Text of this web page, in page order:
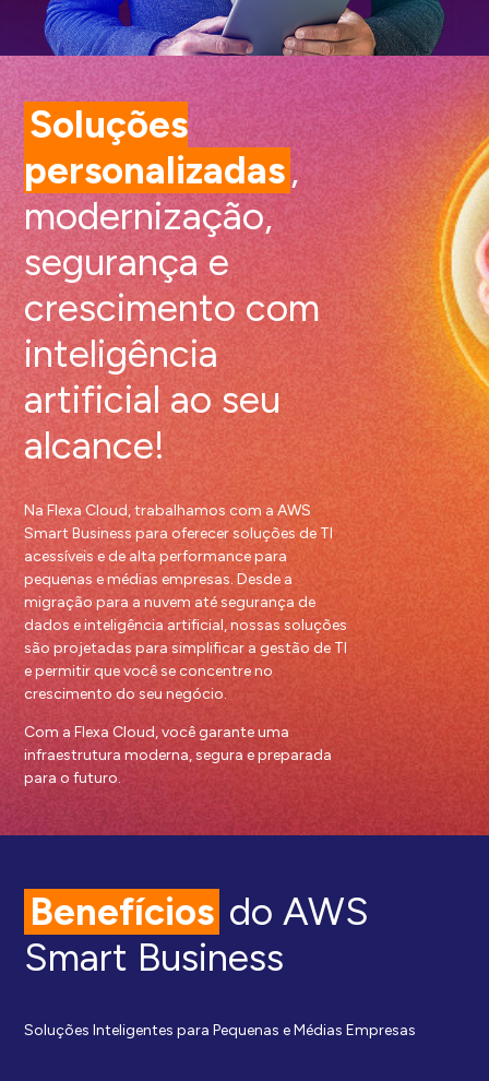
Soluções
personalizadas,
modernização,
segurança e
crescimento com
inteligência
artificial ao seu
alcance!
Na Flexa Cloud, trabalhamos com a AWS
Smart Business para oferecer soluções de TI
acessíveis e de alta performance para
pequenas e médias empresas. Desde a
migração para a nuvem até segurança de
dados e inteligência artificial, nossas soluções
são projetadas para simplificar a gestão de TI
e permitir que você se concentre no
crescimento do seu negócio.
Com a Flexa Cloud, você garante uma
infraestrutura moderna, segura e preparada
para o futuro.
Benefícios do AWS
Smart Business
Soluções Inteligentes para Pequenas e Médias Empresas